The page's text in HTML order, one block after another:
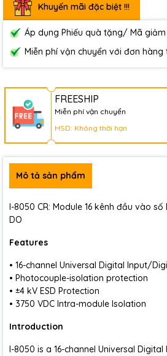
Khuyến mãi đặc biệt !!!
Áp dụng Phiếu quà tặng/ Mã
Miễn phí vận chuyển với đơn hàng
FREESHIP
Miễn phí vận chuyển
HSD: Không thời hạn
Mô tả sản phẩm
I-8050 CR: Module 16 kênh đầu vào số
DO
Features
• 16-channel Universal Digital Input/
• Photocouple-isolation protection
• ±4 kV ESD Protection
• 3750 VDC Intra-module Isolation
Introduction
I-8050 is a 16-channel Universal